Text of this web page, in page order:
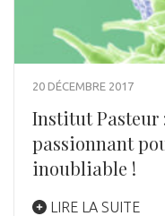
20 DÉCEMBRE 2017
Institut Pasteur
passionnant
inoubliable !
LIRE LA SUITE